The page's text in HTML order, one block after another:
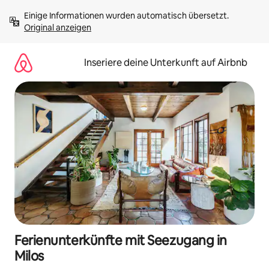
Inhalten
springenOriginal anzeigen
Inseriere deine Unterkunft auf Airbnb
Ferienunterkünfte mit Seezugang in
Milos